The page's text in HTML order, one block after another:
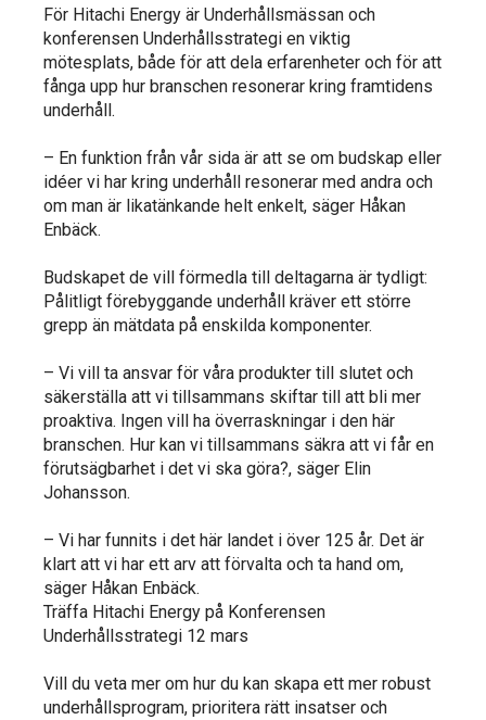
För Hitachi Energy är Underhållsmässan och
konferensen Underhållsstrategi en viktig
mötesplats, både för att dela erfarenheter och för att
fånga upp hur branschen resonerar kring framtidens
underhåll.
– En funktion från vår sida är att se om budskap eller
idéer vi har kring underhåll resonerar med andra och
om man är likatänkande helt enkelt, säger Håkan
Enbäck.
Budskapet de vill förmedla till deltagarna är tydligt:
Pålitligt förebyggande underhåll kräver ett större
grepp än mätdata på enskilda komponenter.
– Vi vill ta ansvar för våra produkter till slutet och
säkerställa att vi tillsammans skiftar till att bli mer
proaktiva. Ingen vill ha överraskningar i den här
branschen. Hur kan vi tillsammans säkra att vi får en
förutsägbarhet i det vi ska göra?, säger Elin
Johansson.
– Vi har funnits i det här landet i över 125 år. Det är
klart att vi har ett arv att förvalta och ta hand om,
säger Håkan Enbäck.
Träffa Hitachi Energy på Konferensen
Underhållsstrategi 12 mars
Vill du veta mer om hur du kan skapa ett mer robust
underhållsprogram, prioritera rätt insatser och